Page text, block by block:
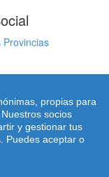
Provincias
Osanetpropias para
socios
y gestionar tus
Puedes aceptar o